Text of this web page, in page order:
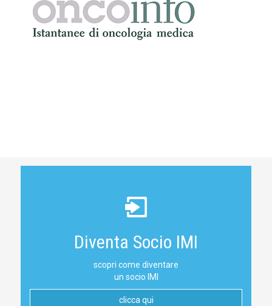
Diventa Socio IMI
scopri come diventare
un socio IMI
clicca qui